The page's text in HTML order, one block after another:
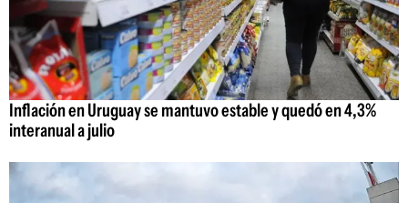
Inflación en Uruguay se mantuvo estable y quedó en 4,3%
interanual a julio